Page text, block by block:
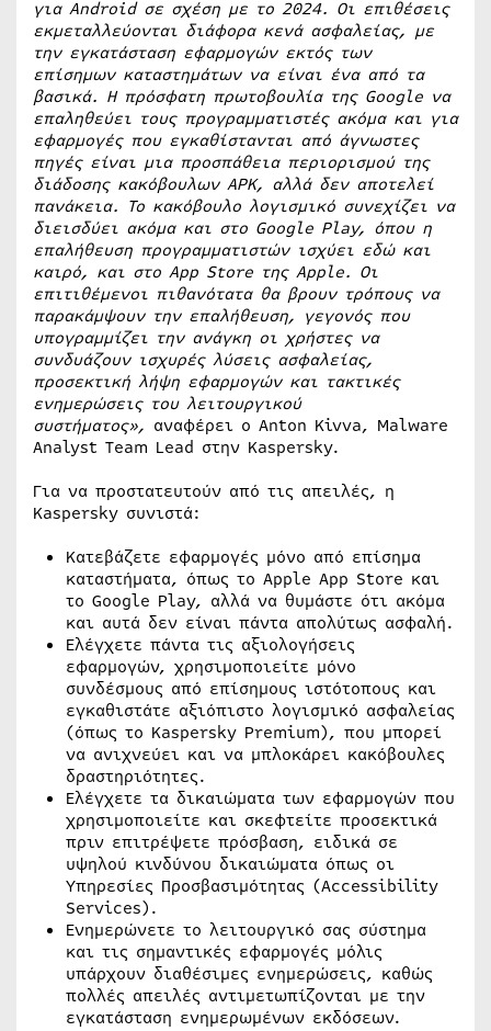
για Android σε σχέση με το 2024. Οι επιθέσεις
εκμεταλλεύονται διάφορα κενά ασφαλείας, με
την εγκατάσταση εφαρμογών εκτός των
επίσημων καταστημάτων να είναι ένα από τα
βασικά. Η πρόσφατη πρωτοβουλία της Google να
επαληθεύει τους προγραμματιστές ακόμα και για
εφαρμογές που εγκαθίστανται από άγνωστες
πηγές είναι μια προσπάθεια περιορισμού της
διάδοσης κακόβουλων APK, αλλά δεν αποτελεί
πανάκεια. Το κακόβουλο λογισμικό συνεχίζει να
διεισδύει ακόμα και στο Google Play, όπου η
επαλήθευση προγραμματιστών ισχύει εδώ και
καιρό, και στο App Store της Apple. Οι
επιτιθέμενοι πιθανότατα θα βρουν τρόπους να
παρακάμψουν την επαλήθευση, γεγονός που
υπογραμμίζει την ανάγκη οι χρήστες να
συνδυάζουν ισχυρές λύσεις ασφαλείας,
προσεκτική λήψη εφαρμογών και τακτικές
ενημερώσεις του λειτουργικού
συστήματος», αναφέρει ο Anton Kivva, Malware
Analyst Team Lead στην Kaspersky.
Για να προστατευτούν από τις απειλές, η
Kaspersky συνιστά:
Κατεβάζετε εφαρμογές μόνο από επίσημα
καταστήματα, όπως το Apple App Store και
το Google Play, αλλά να θυμάστε ότι ακόμα
και αυτά δεν είναι πάντα απολύτως ασφαλή.
Ελέγχετε πάντα τις αξιολογήσεις
εφαρμογών, χρησιμοποιείτε μόνο
συνδέσμους από επίσημους ιστότοπους και
εγκαθιστάτε αξιόπιστο λογισμικό ασφαλείας
(όπως το Kaspersky Premium), που μπορεί
να ανιχνεύει και να μπλοκάρει κακόβουλες
δραστηριότητες.
Ελέγχετε τα δικαιώματα των εφαρμογών που
χρησιμοποιείτε και σκεφτείτε προσεκτικά
πριν επιτρέψετε πρόσβαση, ειδικά σε
υψηλού κινδύνου δικαιώματα όπως οι
Υπηρεσίες Προσβασιμότητας (Accessibility
Services).
Ενημερώνετε το λειτουργικό σας σύστημα
και τις σημαντικές εφαρμογές μόλις
υπάρχουν διαθέσιμες ενημερώσεις, καθώς
πολλές απειλές αντιμετωπίζονται με την
εγκατάσταση ενημερωμένων εκδόσεων.